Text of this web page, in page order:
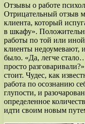
Отзывы о работе
Отрицательный отзыв
клиента, который
в шкафу».
работы по той или
клиенты недоумевают,
было. «Да, легче
просто
стоит. Чудес, как
работа по осознанию
глупости, и
определенное
идти своим новым